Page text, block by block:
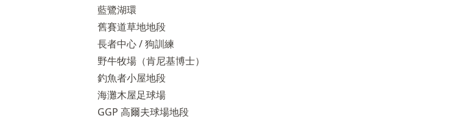
藍鷺湖環
舊賽道草地地段
長者中心 / 狗訓練
野牛牧場（肯尼基博士）
釣魚者小屋地段
海灘木屋足球場
GGP 高爾夫球場地段